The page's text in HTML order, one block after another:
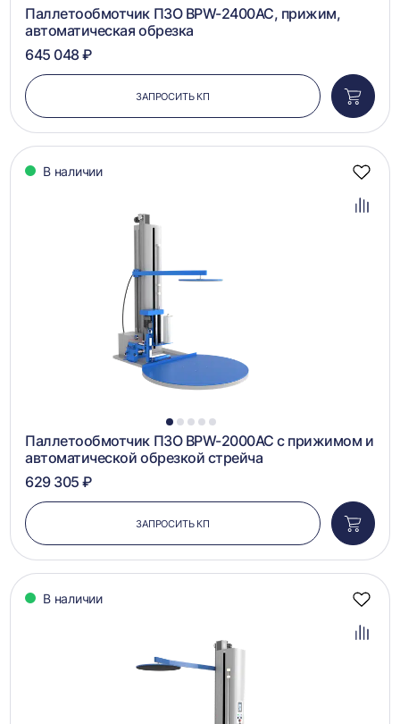
Паллетообмотчик ПЗО BPW-2400AC, прижим,
автоматическая обрезка
645 048 ₽
ЗАПРОСИТЬ КП
в
В наличии
1 2 3 4 5
Паллетообмотчик ПЗО BPW-2000AC с прижимом и
автоматической обрезкой стрейча
629 305 ₽
ЗАПРОСИТЬ КП
в
В наличии